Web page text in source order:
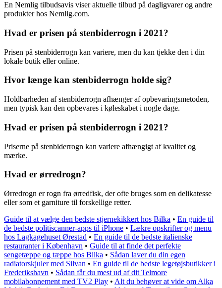
En Nemlig tilbudsavis viser aktuelle tilbud på dagligvarer og andre
produkter hos Nemlig.com.
Hvad er prisen på stenbiderrogn i 2021?
Prisen på stenbiderrogn kan variere, men du kan tjekke den i din
lokale butik eller online.
Hvor længe kan stenbiderrogn holde sig?
Holdbarheden af stenbiderrogn afhænger af opbevaringsmetoden,
men typisk kan den opbevares i køleskabet i nogle dage.
Hvad er prisen på stenbiderrogn i 2021?
Priserne på stenbiderrogn kan variere afhængigt af kvalitet og
mærke.
Hvad er ørredrogn?
Ørredrogn er rogn fra ørredfisk, der ofte bruges som en delikatesse
eller som et garniture til forskellige retter.
Guide til at vælge den bedste stjernekikkert hos Bilka • En guide til
de bedste politiscanner-apps til iPhone • Lækre opskrifter og menu
hos Lagkagehuset Ørestad • En guide til de bedste italienske
restauranter i København • Guide til at finde det perfekte
sengetæppe og tæppe hos Bilka • Sådan laver du din egen
radiatorskjuler med Silvan • En guide til de bedste legetøjsbutikker i
Frederikshavn • Sådan får du mest ud af dit Telmore
mobilabonnement med TV2 Play • Alt du behøver at vide om Alka